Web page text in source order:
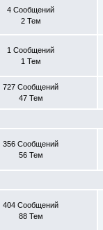
4 Сообщений
2 Тем
1 Сообщений
1 Тем
727 Сообщений
47 Тем
356 Сообщений
56 Тем
404 Сообщений
88 Тем